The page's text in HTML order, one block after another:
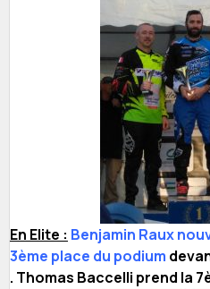
En Elite : Benjamin Raux
3ème place du podium
. Thomas Baccelli prend la